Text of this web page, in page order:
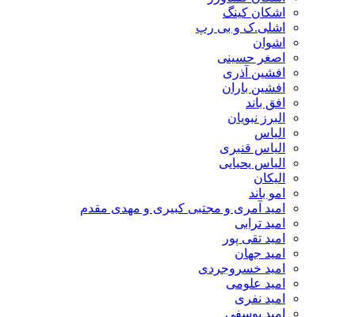
اشکان کینگ
اشلی.ک و بی رپ
اشوان
اصغر حسینی
افشین آذری
افشین باران
افق باند
البرز نبویان
الیاس
الیاس قنبرى
الیاس یحیایی
الیکان
امو باند
امید آمری و مجتبی کبیری و مهدى مقدم
امید ترابی
امید تقی پور
امید جهان
امید خسروجردی
امید علومی
امید نفری
امید یوسفی